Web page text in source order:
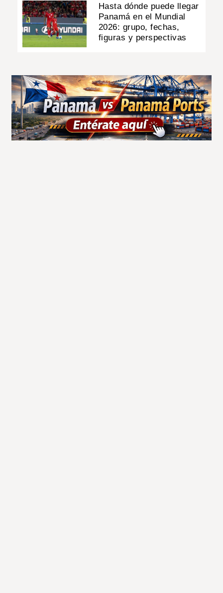
Hasta dónde puede llegar
Panamá en el Mundial
2026: grupo, fechas,
figuras y perspectivas